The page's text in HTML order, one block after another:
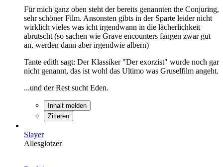
Für mich ganz oben steht der bereits genannten the Conjuring,
sehr schöner Film. Ansonsten gibts in der Sparte leider nicht
wirklich vieles was icht irgendwann in die lächerlichkeit
abrutscht (so sachen wie Grave encounters fangen zwar gut
an, werden dann aber irgendwie albern)
Tante edith sagt: Der Klassiker "Der exorzist" wurde noch gar
nicht genannt, das ist wohl das Ultimo was Gruselfilm angeht.
...und der Rest sucht Eden.
Inhalt melden
Zitieren
Slayer
Allesglotzer